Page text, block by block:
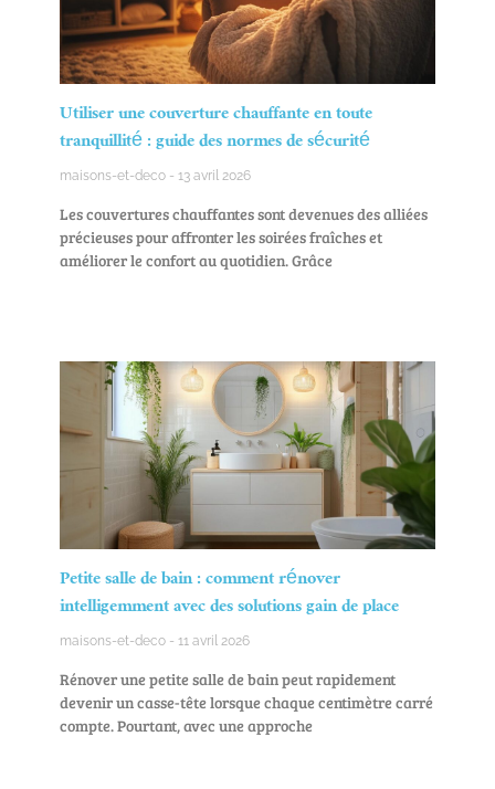
Utiliser une couverture chauffante en toute
tranquillité : guide des normes de sécurité
maisons-et-deco 13 avril 2026
Les couvertures chauffantes sont devenues des alliées
précieuses pour affronter les soirées fraîches et
améliorer le confort au quotidien. Grâce
Petite salle de bain : comment rénover
intelligemment avec des solutions gain de place
maisons-et-deco 11 avril 2026
Rénover une petite salle de bain peut rapidement
devenir un casse-tête lorsque chaque centimètre carré
compte. Pourtant, avec une approche